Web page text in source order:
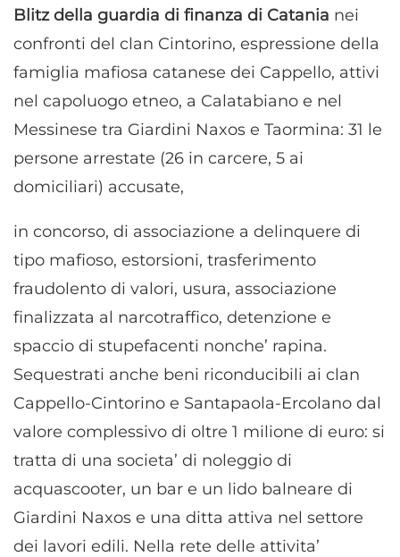
Blitz della guardia di finanza di Catania nei
confronti del clan Cintorino, espressione della
famiglia mafiosa catanese dei Cappello, attivi
nel capoluogo etneo, a Calatabiano e nel
Messinese tra Giardini Naxos e Taormina: 31 le
persone arrestate (26 in carcere, 5 ai
domiciliari) accusate,
in concorso, di associazione a delinquere di
tipo mafioso, estorsioni, trasferimento
fraudolento di valori, usura, associazione
finalizzata al narcotraffico, detenzione e
spaccio di stupefacenti nonche’ rapina.
Sequestrati anche beni riconducibili ai clan
Cappello-Cintorino e Santapaola-Ercolano dal
valore complessivo di oltre 1 milione di euro: si
tratta di una societa’ di noleggio di
acquascooter, un bar e un lido balneare di
Giardini Naxos e una ditta attiva nel settore
dei lavori edili. Nella rete delle attivita’